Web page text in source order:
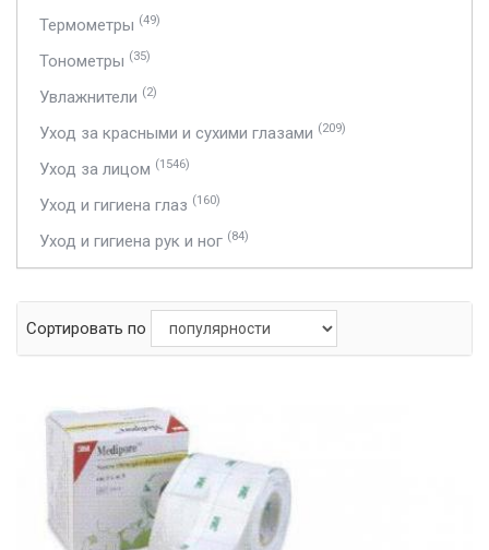
Термометры (49)
Тонометры (35)
Увлажнители (2)
Уход за красными и сухими глазами (209)
Уход за лицом (1546)
Уход и гигиена глаз (160)
Уход и гигиена рук и ног (84)
Сортировать по